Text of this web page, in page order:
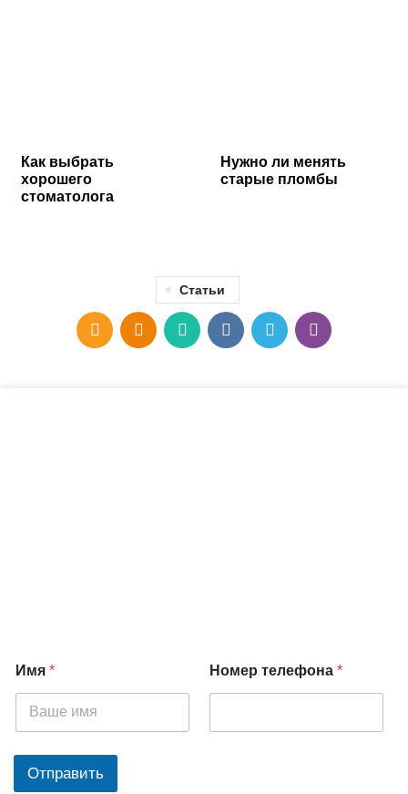
Как выбрать
хорошего
стоматолога
Нужно ли менять
старые пломбы
Статьи
Имя * Номер телефона *
Отправить